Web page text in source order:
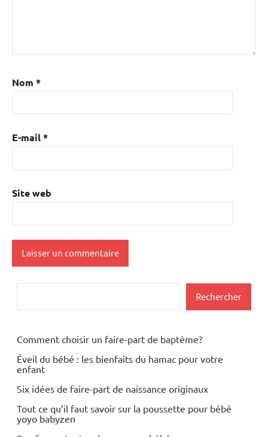
Nom *
E-mail*
Site web
Rechercher
Comment choisir un faire-part de baptême?
Éveil du bébé : les bienfaits du hamac pour votre
enfant
Six idées de faire-part de naissance originaux
Tout ce qu’il faut savoir sur la poussette pour bébé
yoyo babyzen